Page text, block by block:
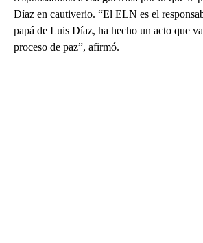
Díaz en cautiverio. “El ELN es el
papá de Luis Díaz, ha hecho un acto que
proceso de paz”, afirmó.